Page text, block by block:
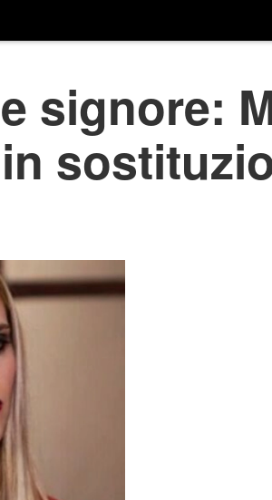
signore: